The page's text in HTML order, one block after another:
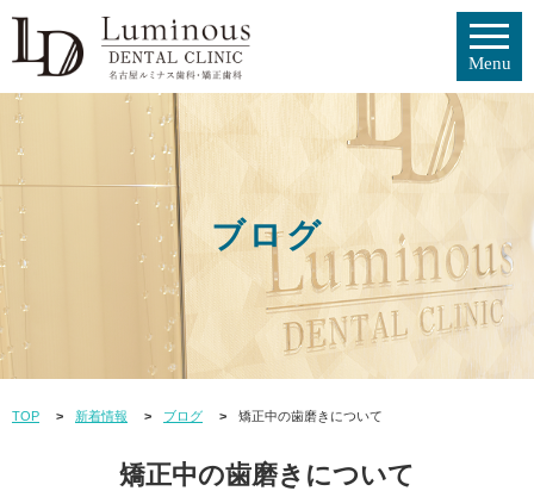
ブログ
TOP 新着情報 ブログ 矯正中の歯磨きについて
矯正中の歯磨きについて